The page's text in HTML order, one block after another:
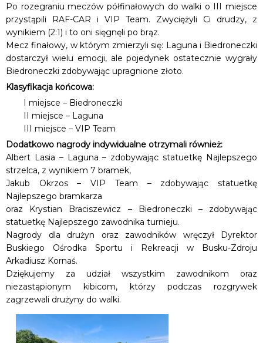
Po rozegraniu meczów półfinałowych do walki o III miejsce
przystąpili RAF-CAR i VIP Team. Zwyciężyli Ci drudzy, z
wynikiem (2:1) i to oni sięgnęli po brąz.
Mecz finałowy, w którym zmierzyli się: Laguna i Biedroneczki
dostarczył wielu emocji, ale pojedynek ostatecznie wygrały
Biedroneczki zdobywając upragnione złoto.
Klasyfikacja końcowa:
I miejsce – Biedroneczki
II miejsce – Laguna
III miejsce – VIP Team
Dodatkowo nagrody indywidualne otrzymali również:
Albert Lasia – Laguna – zdobywając statuetkę Najlepszego
strzelca, z wynikiem 7 bramek,
Jakub Okrzos – VIP Team – zdobywając statuetkę
Najlepszego bramkarza
oraz Krystian Braciszewicz – Biedroneczki – zdobywając
statuetkę Najlepszego zawodnika turnieju.
Nagrody dla drużyn oraz zawodników wręczył Dyrektor
Buskiego Ośrodka Sportu i Rekreacji w Busku-Zdroju
Arkadiusz Kornaś.
Dziękujemy za udział wszystkim zawodnikom oraz
niezastąpionym kibicom, którzy podczas rozgrywek
zagrzewali drużyny do walki.